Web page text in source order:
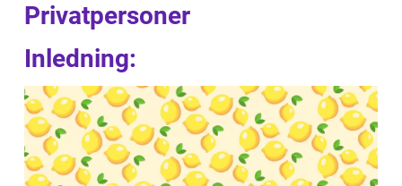
Privatpersoner
Inledning: